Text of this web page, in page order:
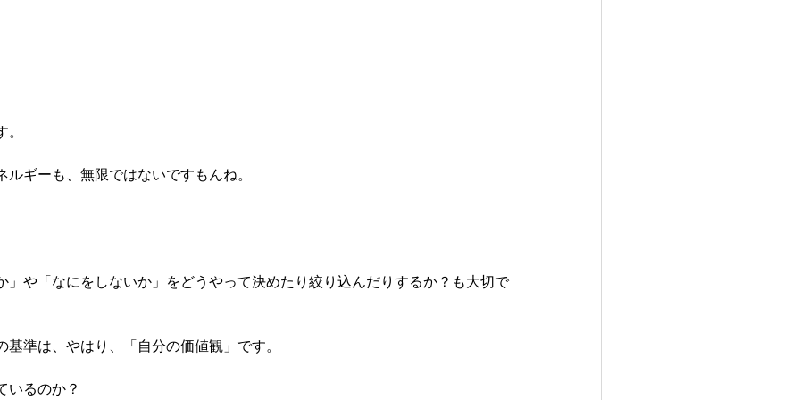
ギーも、無限ではないですもんね。
」や「なにをしないか」をどうやって決めたり絞り込んだりするか？も大切で
準は、やはり、「自分の価値観」です。
いるのか？